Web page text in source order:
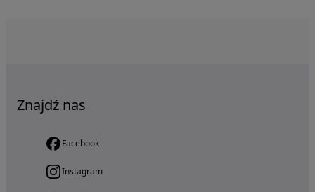
Znajdź nas
Facebook
Instagram